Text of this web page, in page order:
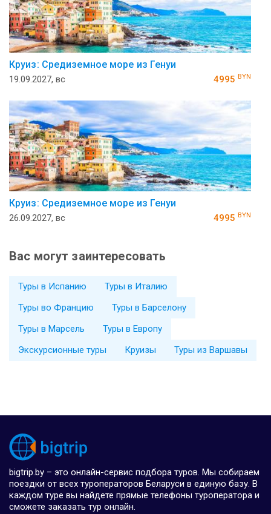
Круиз: Средиземное море из Генуи
19.09.2027, вс 4995 BYN
Круиз: Средиземное море из Генуи
26.09.2027, вс 4995 BYN
Вас могут заинтересовать
Туры в Испанию
Туры в Италию
Туры во Францию
Туры в Барселону
Туры в Марсель
Туры в Европу
Экскурсионные туры
Круизы Туры из Варшавы
bigtrip.by – это онлайн-сервис подбора туров. Мы собираем
поездки от всех туроператоров Беларуси в единую базу. В
каждом туре вы найдете прямые телефоны туроператора и
сможете заказать тур онлайн.